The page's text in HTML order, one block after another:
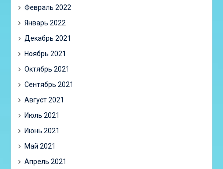
Февраль 2022
Январь 2022
Декабрь 2021
Ноябрь 2021
Октябрь 2021
Сентябрь 2021
Август 2021
Июль 2021
Июнь 2021
Май 2021
Апрель 2021